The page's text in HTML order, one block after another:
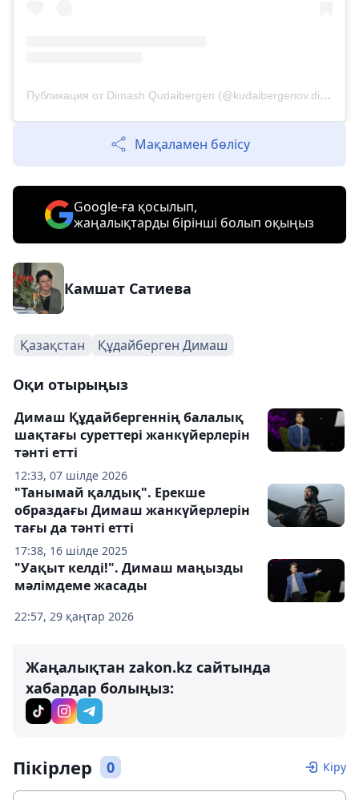
Публикация от Dimash Qudaibergen (@kudaibergenov.dimash)
Мақаламен бөлісу
Google-ға қосылып,
жаңалықтарды бірінші болып оқыңыз
Камшат Сатиева
Қазақстан Құдайберген Димаш
Оқи отырыңыз
12:33, 07 шілде 2026
Димаш Құдайбергеннің балалық
шақтағы суреттері жанкүйерлерін
тәнті етті
17:38, 16 шілде 2025
"Танымай қалдық". Ерекше
образдағы Димаш жанкүйерлерін
тағы да тәнті етті
22:57, 29 қаңтар 2026
"Уақыт келді!". Димаш маңызды
мәлімдеме жасады
Жаңалықтан zakon.kz сайтында
хабардар болыңыз:
Пікірлер 0 Кіру